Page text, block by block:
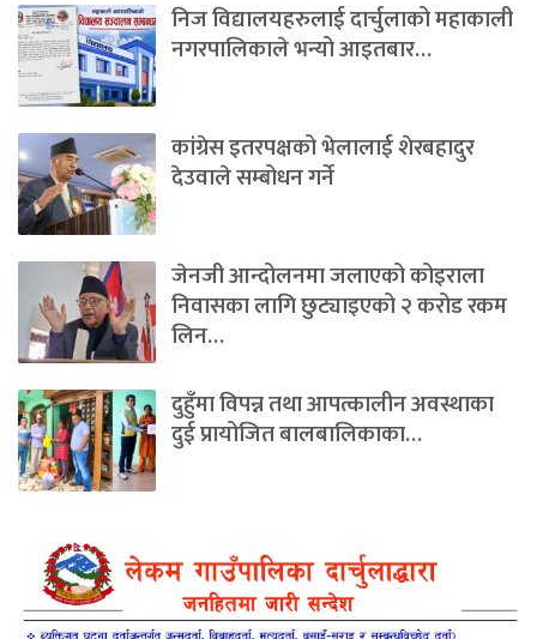
निज विद्यालयहरुलाई दार्चुलाको महाकाली
नगरपालिकाले भन्यो आइतबार…
कांग्रेस इतरपक्षको भेलालाई शेरबहादुर
देउवाले सम्बोधन गर्ने
जेनजी आन्दोलनमा जलाएको कोइराला
निवासका लागि छुट्याइएको २ करोड रकम
लिन…
दुहुँमा विपन्न तथा आपत्कालीन अवस्थाका
दुई प्रायोजित बालबालिकाका…